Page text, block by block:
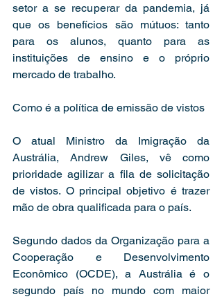
setor a se recuperar da pandemia, já
que os benefícios são mútuos: tanto
para os alunos, quanto para as
instituições de ensino e o próprio
mercado de trabalho.
Como é a política de emissão de vistos
O atual Ministro da Imigração da
Austrália, Andrew Giles, vê como
prioridade agilizar a fila de solicitação
de vistos. O principal objetivo é trazer
mão de obra qualificada para o país.
Segundo dados da Organização para a
Cooperação e Desenvolvimento
Econômico (OCDE), a Austrália é o
segundo país no mundo com maior